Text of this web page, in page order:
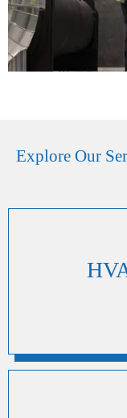
Explore Our